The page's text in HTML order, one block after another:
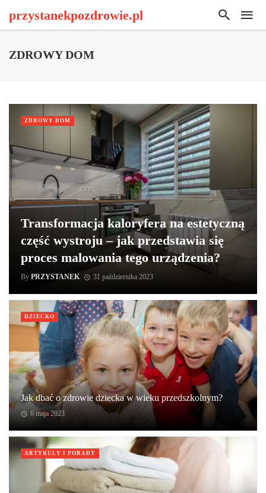
przystanekpozdrowie.pl
ZDROWY DOM
Transformacja kaloryfera na estetyczną
część wystroju – jak przedstawia się
proces malowania tego urządzenia?
By PRZYSTANEK 31 października 2023
ZDROWY DOM
Jak dbać o zdrowie dziecka w wieku przedszkolnym?
6 maja 2023
DZIECKO
ARTYKUŁY I PORADY